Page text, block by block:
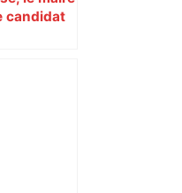
candidat